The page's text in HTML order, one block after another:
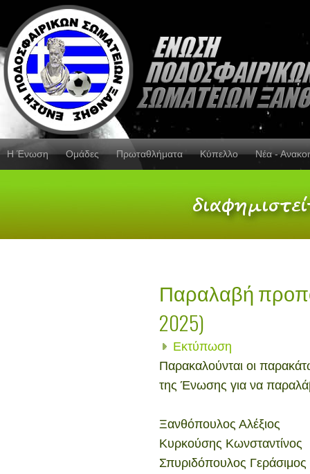
Η Ένωση Ομάδες Πρωταθλήματα Κύπελλο Νέα -
Παραλαβή
2025)
Εκτύπωση
Παρακαλούνται οι
της Ένωσης για να
Ξανθόπουλος Αλέξιος
Κυρκούσης Κωνσταντίνος
Σπυριδόπουλος Γεράσιμος